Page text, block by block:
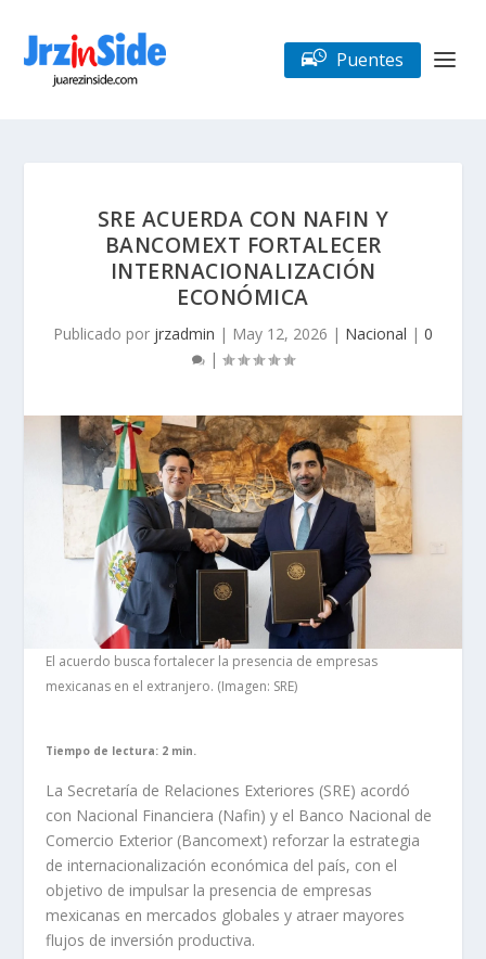
Puentes
SRE ACUERDA CON NAFIN Y
BANCOMEXT FORTALECER
INTERNACIONALIZACIÓN
ECONÓMICA
Publicado por jrzadmin | May 12, 2026 | Nacional | 0
|
El acuerdo busca fortalecer la presencia de empresas
mexicanas en el extranjero. (Imagen: SRE)
Tiempo de lectura: 2 min.
La Secretaría de Relaciones Exteriores (SRE) acordó
con Nacional Financiera (Nafin) y el Banco Nacional de
Comercio Exterior (Bancomext) reforzar la estrategia
de internacionalización económica del país, con el
objetivo de impulsar la presencia de empresas
mexicanas en mercados globales y atraer mayores
flujos de inversión productiva.